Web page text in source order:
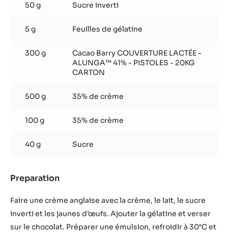
50 g Sucre inverti
5 g Feuilles de gélatine
300 g
Cacao Barry COUVERTURE LACTÉE -
ALUNGA™ 41% - PISTOLES - 20KG
CARTON
500 g 35% de crème
100 g 35% de crème
40 g Sucre
Preparation
au
chocolat
Alunga
Faire une crème anglaise avec la crème, le lait, le sucre
inverti et les jaunes d’œufs. Ajouter la gélatine et verser
sur le chocolat. Préparer une émulsion, refroidir à 30°C et